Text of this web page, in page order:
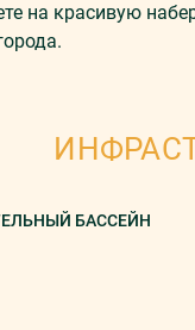
на красивую
БАССЕЙН